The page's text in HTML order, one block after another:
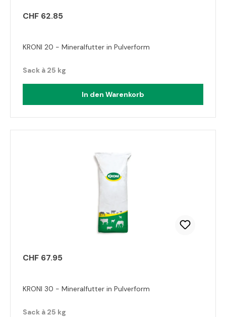
CHF 62.85
KRONI 20 - Mineralfutter in Pulverform
Sack à 25 kg
In den Warenkorb
CHF 67.95
KRONI 30 - Mineralfutter in Pulverform
Sack à 25 kg